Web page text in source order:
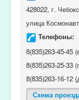
428022, г.
улица
Телефоны:
8(835)263-45-45
8(835)263-25-33
8(835)263-16-12
Схема